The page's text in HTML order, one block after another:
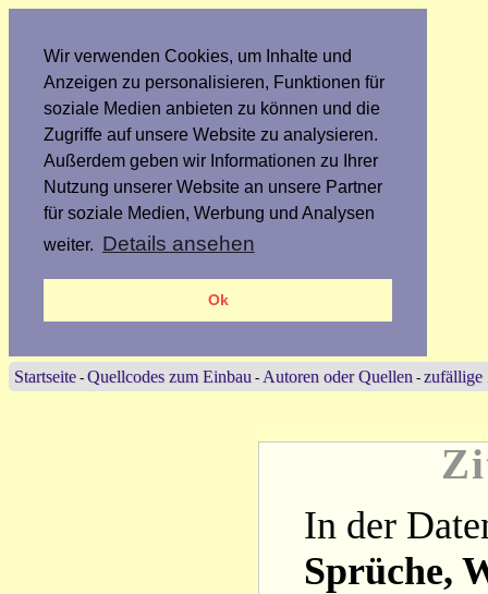
Wir verwenden Cookies, um Inhalte und
Anzeigen zu personalisieren, Funktionen für
soziale Medien anbieten zu können und die
Zugriffe auf unsere Website zu analysieren.
Außerdem geben wir Informationen zu Ihrer
Nutzung unserer Website an unsere Partner
für soziale Medien, Werbung und Analysen
weiter. Details ansehen
Ok
Startseite - Quellcodes zum Einbau - Autoren oder Quellen - zufällige
In der
Sprüche,